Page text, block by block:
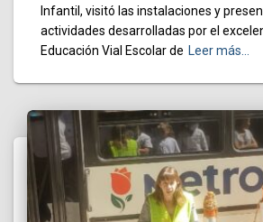
Infantil, visitó las instalaciones y
actividades desarrolladas por el
Educación Vial Escolar de Leer más…